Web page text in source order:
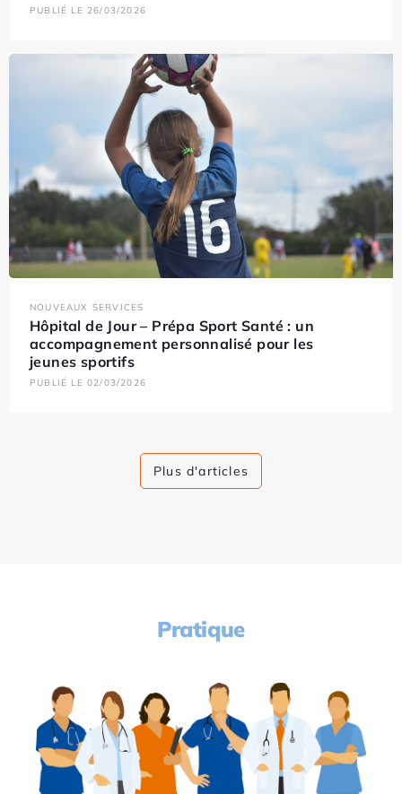
PUBLIÉ LE 26/03/2026
NOUVEAUX SERVICES
Hôpital de Jour – Prépa Sport Santé : un
accompagnement personnalisé pour les
jeunes sportifs
PUBLIÉ LE 02/03/2026
Plus d'articles
Pratique